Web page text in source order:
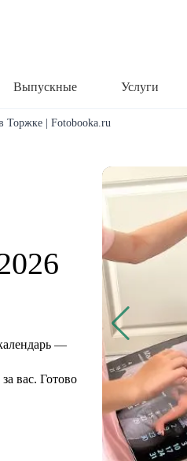
Выпускные Услуги
Торжке | Fotobooka.ru
—
вас. Готово